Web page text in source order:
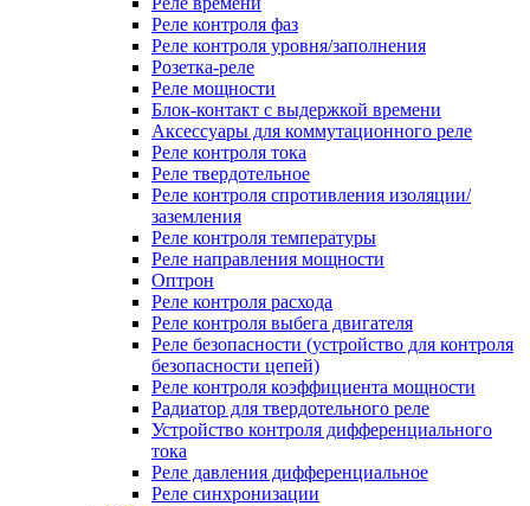
Реле контроля фаз
Реле контроля уровня/заполнения
Розетка-реле
Реле мощности
Блок-контакт с выдержкой времени
Аксессуары для коммутационного реле
Реле контроля тока
Реле твердотельное
Реле контроля спротивления изоляции/
заземления
Реле контроля температуры
Реле направления мощности
Оптрон
Реле контроля расхода
Реле контроля выбега двигателя
Реле безопасности (устройство для контроля
безопасности цепей)
Реле контроля коэффициента мощности
Радиатор для твердотельного реле
Устройство контроля дифференциального
тока
Реле давления дифференциальное
Реле синхронизации